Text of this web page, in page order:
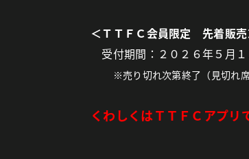
＜ＴＴＦＣ会員限定 先着販売
受付期間：２０２６年５月
※売り切れ次第終了（見切れ席
くわしくはＴＴＦＣアプリ